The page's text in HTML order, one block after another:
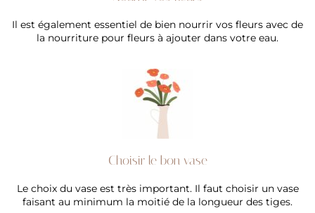
Il est également essentiel de bien nourrir vos fleurs avec de
la nourriture pour fleurs à ajouter dans votre eau.
Choisir le bon vase
Le choix du vase est très important. Il faut choisir un vase
faisant au minimum la moitié de la longueur des tiges.